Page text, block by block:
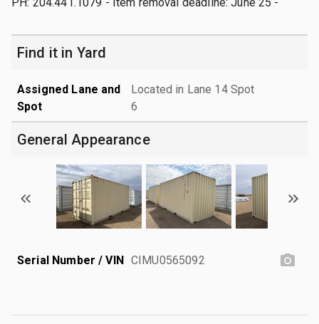
Find it in Yard
Assigned Lane and
Spot
Located in Lane 14 Spot
6
General Appearance
Serial Number / VIN CIMU0565092